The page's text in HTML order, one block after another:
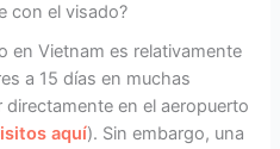
con el visado?
en Vietnam es relativamente
a 15 días en muchas
en el aeropuerto
aquí). Sin embargo, una